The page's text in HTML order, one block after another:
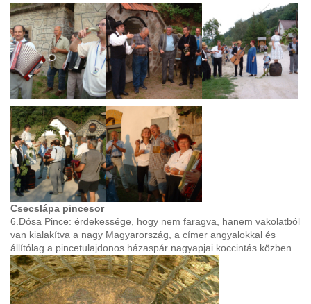
Csecslápa pincesor
6.Dósa Pince: érdekessége, hogy nem faragva, hanem vakolatból
van kialakítva a nagy Magyarország, a címer angyalokkal és
állítólag a pincetulajdonos házaspár nagyapjai koccintás közben.